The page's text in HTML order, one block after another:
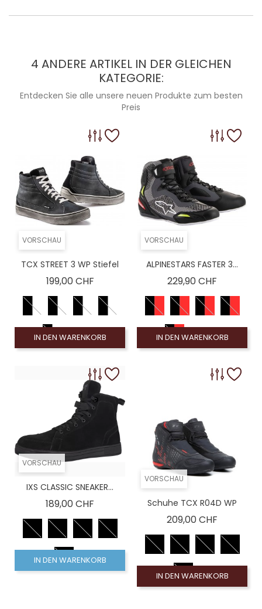
4 ANDERE ARTIKEL IN DER GLEICHEN
KATEGORIE:
Entdecken Sie alle unsere neuen Produkte zum besten
Preis
VORSCHAU
TCX STREET 3 WP Stiefel
199,00 CHFPreis
IN DEN WARENKORB
VORSCHAU
ALPINESTARS FASTER 3...
229,90 CHF
IN DEN WARENKORB
VORSCHAU
IXS CLASSIC SNEAKER...
189,00 CHF
IN DEN WARENKORB
VORSCHAU
Schuhe TCX R04D WP
209,00 CHF
IN DEN WARENKORB